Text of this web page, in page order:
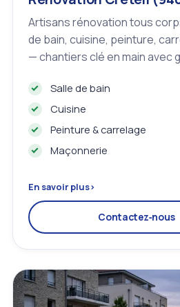
Artisans rénovation tous
de bain, cuisine, peinture,
— chantiers clé en main avec
Salle de bain
Cuisine
Peinture & carrelage
Maçonnerie
En savoir plus›
Contactez‑nous